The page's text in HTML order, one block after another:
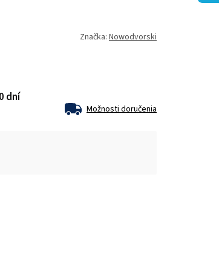
Značka: Nowodvorski
dní
Možnosti doručenia